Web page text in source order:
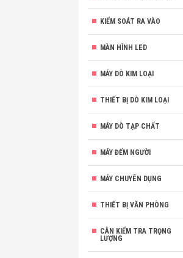
KIỂM SOÁT RA VÀO
MÀN HÌNH LED
MÁY DÒ KIM LOẠI
THIẾT BỊ DÒ KIM LOẠI
MÁY DÒ TẠP CHẤT
MÁY ĐẾM NGƯỜI
MÁY CHUYÊN DỤNG
THIẾT BỊ VĂN PHÒNG
CÂN KIỂM TRA TRỌNG
LƯỢNG